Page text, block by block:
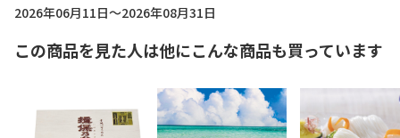
2026年06月11日～2026年08月31日
この商品を見た人は他にこんな商品も買っています